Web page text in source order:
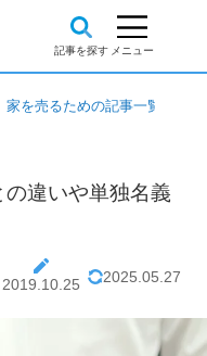
家を売るための記事一覧
違いや単独名義
2019.10.25 2025.05.27